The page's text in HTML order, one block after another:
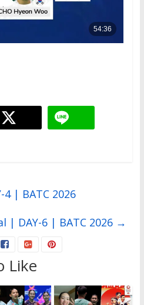
4 | BATC 2026
| DAY-6 | BATC 2026 →
Like